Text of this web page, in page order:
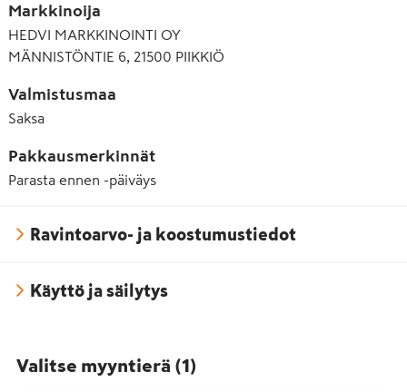
E955 Sukraloosi
Markkinoija
HEDVI MARKKINOINTI OY
MÄNNISTÖNTIE 6, 21500 PIIKKIÖ
Valmistusmaa
Saksa
Pakkausmerkinnät
Parasta ennen -päiväys
Ravintoarvo- ja koostumustiedot
Käyttö ja säilytys
Valitse myyntierä (1 )